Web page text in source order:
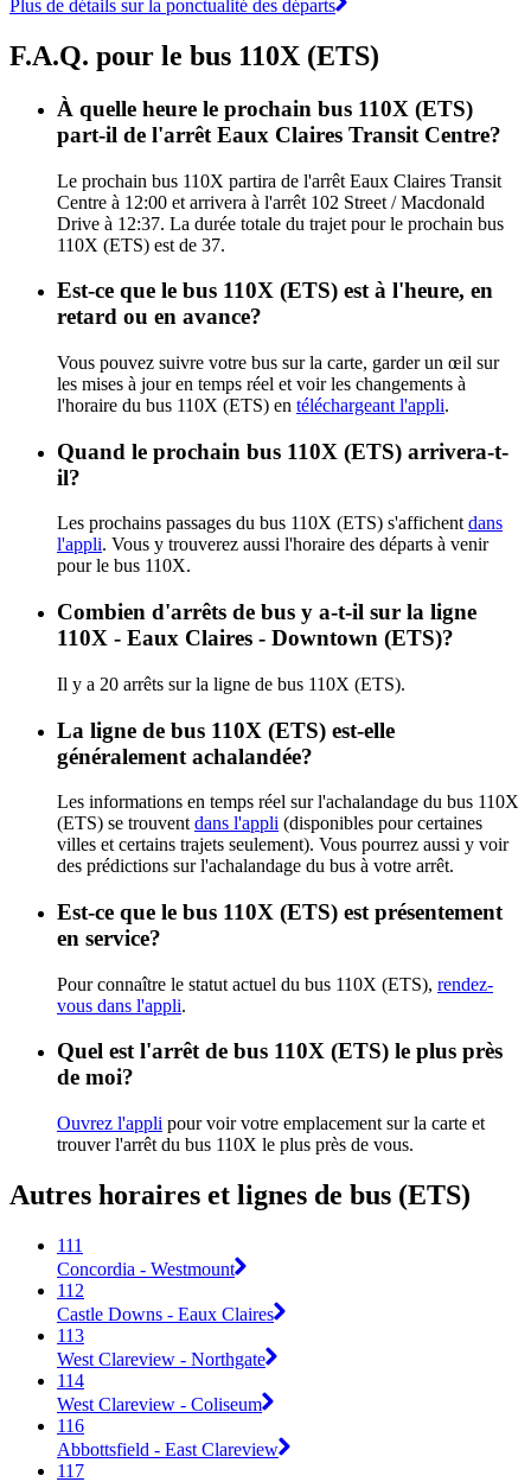
Plus de détails sur la ponctualité des départs
F.A.Q. pour le bus 110X (ETS)
À quelle heure le prochain bus 110X (ETS)
part-il de l'arrêt Eaux Claires Transit Centre?
Le prochain bus 110X partira de l'arrêt Eaux Claires Transit
Centre à 12:00 et arrivera à l'arrêt 102 Street / Macdonald
Drive à 12:37. La durée totale du trajet pour le prochain bus
110X (ETS) est de 37.
Est-ce que le bus 110X (ETS) est à l'heure, en
retard ou en avance?
Vous pouvez suivre votre bus sur la carte, garder un œil sur
les mises à jour en temps réel et voir les changements à
l'horaire du bus 110X (ETS) en téléchargeant l'appli.
Quand le prochain bus 110X (ETS) arrivera-t-
il?
Les prochains passages du bus 110X (ETS) s'affichent dans
l'appli. Vous y trouverez aussi l'horaire des départs à venir
pour le bus 110X.
Combien d'arrêts de bus y a-t-il sur la ligne
110X - Eaux Claires - Downtown (ETS)?
Il y a 20 arrêts sur la ligne de bus 110X (ETS).
La ligne de bus 110X (ETS) est-elle
généralement achalandée?
Les informations en temps réel sur l'achalandage du bus 110X
(ETS) se trouvent dans l'appli (disponibles pour certaines
villes et certains trajets seulement). Vous pourrez aussi y voir
des prédictions sur l'achalandage du bus à votre arrêt.
Est-ce que le bus 110X (ETS) est présentement
en service?
Pour connaître le statut actuel du bus 110X (ETS), rendez-
vous dans l'appli.
Quel est l'arrêt de bus 110X (ETS) le plus près
de moi?
Ouvrez l'appli pour voir votre emplacement sur la carte et
trouver l'arrêt du bus 110X le plus près de vous.
Autres horaires et lignes de bus (ETS)
111
Concordia - Westmount
112
Castle Downs - Eaux Claires
113
West Clareview - Northgate
114
West Clareview - Coliseum
116
Abbottsfield - East Clareview
117